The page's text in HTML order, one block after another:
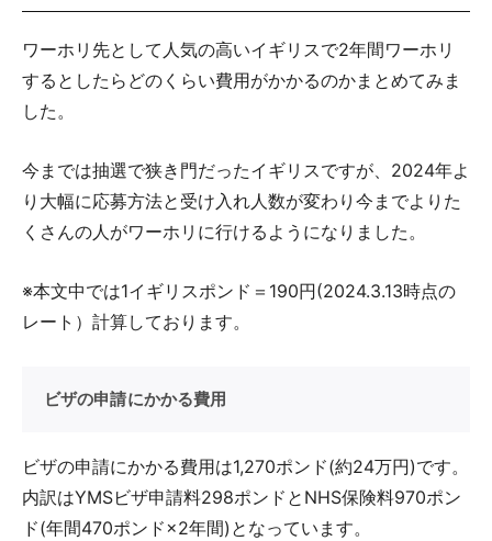
ワーホリ先として人気の高いイギリスで2年間ワーホリ
するとしたらどのくらい費用がかかるのかまとめてみま
した。
今までは抽選で狭き門だったイギリスですが、2024年よ
り大幅に応募方法と受け入れ人数が変わり今までよりた
くさんの人がワーホリに行けるようになりました。
※本文中では1イギリスポンド＝190円(2024.3.13時点の
レート）計算しております。
ビザの申請にかかる費用
ビザの申請にかかる費用は1,270ポンド(約24万円)です。
内訳はYMSビザ申請料298ポンドとNHS保険料970ポン
ド(年間470ポンド×2年間)となっています。